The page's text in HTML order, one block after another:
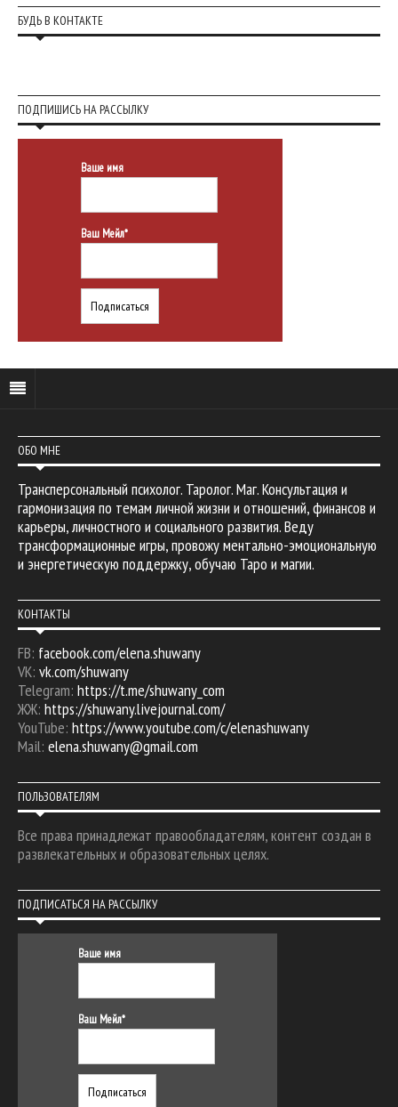
БУДЬ В КОНТАКТЕ
ПОДПИШИСЬ НА РАССЫЛКУ
Ваше имя
Ваш Мейл*
ОБО МНЕ
Трансперсональный психолог. Таролог. Маг. Консультация и
гармонизация по темам личной жизни и отношений, финансов и
карьеры, личностного и социального развития. Веду
трансформационные игры, провожу ментально-эмоциональную
и энергетическую поддержку, обучаю Таро и магии.
КОНТАКТЫ
FB: facebook.com/elena.shuwany
VK: vk.com/shuwany
Telegram: https://t.me/shuwany_com
ЖЖ: https://shuwany.livejournal.com/
YouTube: https://www.youtube.com/c/elenashuwany
Mail: elena.shuwany@gmail.com
ПОЛЬЗОВАТЕЛЯМ
Все права принадлежат правообладателям, контент создан в
развлекательных и образовательных целях.
ПОДПИСАТЬСЯ НА РАССЫЛКУ
Ваше имя
Ваш Мейл*